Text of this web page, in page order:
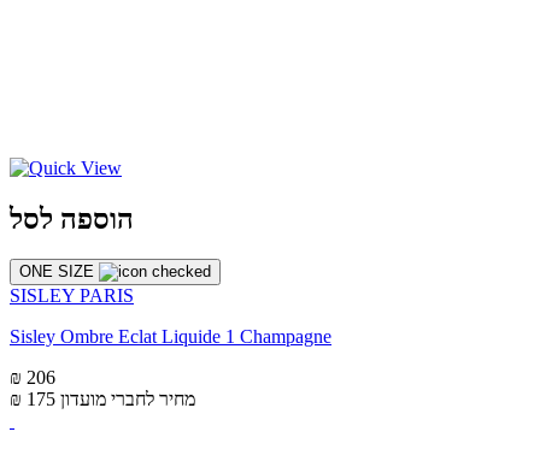
הוספה לסל
ONE SIZE
SISLEY PARIS
Sisley Ombre Eclat Liquide 1 Champagne
₪ 206
₪ 175 מחיר לחברי מועדון